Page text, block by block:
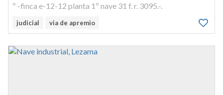
º -finca e-12-12 planta 1º nave 31 f. r. 3095.-.
judicial via de apremio